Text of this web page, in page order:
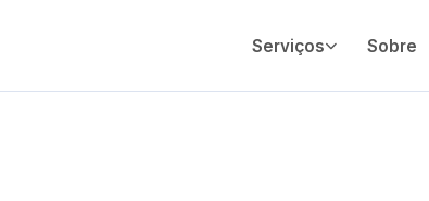
Serviços Sobre